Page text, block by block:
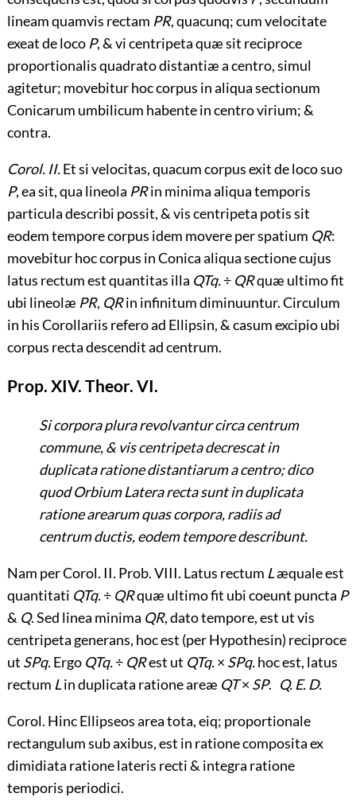
lineam quamvis rectam PR, quacunq; cum velocitate
exeat de loco P, & vi centripeta quæ sit reciproce
proportionalis quadrato distantiæ a centro, simul
agitetur; movebitur hoc corpus in aliqua sectionum
Conicarum umbilicum habente in centro virium; &
contra.
Corol. II.Et si velocitas, quacum corpus exit de loco suo
P, ea sit, qua lineola PRin minima aliqua temporis
particula describi possit, & vis centripeta potis sit
eodem tempore corpus idem movere per spatium QR:
movebitur hoc corpus in Conica aliqua sectione cujus
latus rectum est quantitas illa QTq.÷ QRquæ ultimo fit
ubi lineolæ PR, QRin infinitum diminuuntur. Circulum
in his Corollariis refero ad Ellipsin, & casum excipio ubi
corpus recta descendit ad centrum.
Prop. XIV. Theor. VI.
Si corpora plura revolvantur circa centrum
commune, & vis centripeta decrescat in
duplicata ratione distantiarum a centro; dico
quod Orbium Latera recta sunt in duplicata
ratione arearum quas corpora, radiis ad
centrum ductis, eodem tempore describunt.
Nam per Corol. II. Prob. VIII. Latus rectum Læquale est
quantitati QTq.÷ QRquæ ultimo fit ubi coeunt puncta P
& Q. Sed linea minima QR, dato tempore, est ut vis
centripeta generans, hoc est (per Hypothesin) reciproce
ut SPq.Ergo QTq.÷ QRest ut QTq.× SPq.hoc est, latus
rectum Lin duplicata ratione areæ QT× SP. Q. E. D.
Corol. Hinc Ellipseos area tota, eiq; proportionale
rectangulum sub axibus, est in ratione composita ex
dimidiata ratione lateris recti & integra ratione
temporis periodici.